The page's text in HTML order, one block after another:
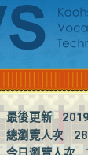
最後更新
總瀏覽人次